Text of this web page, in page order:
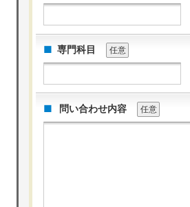
専門科目 任意
問い合わせ内容 任意